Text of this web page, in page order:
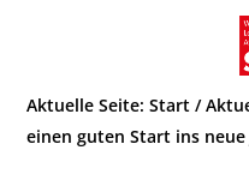
springen
springen
SPD
Leben.
Attendorn.
Aktuelle Seite:Start /
einen guten Start ins